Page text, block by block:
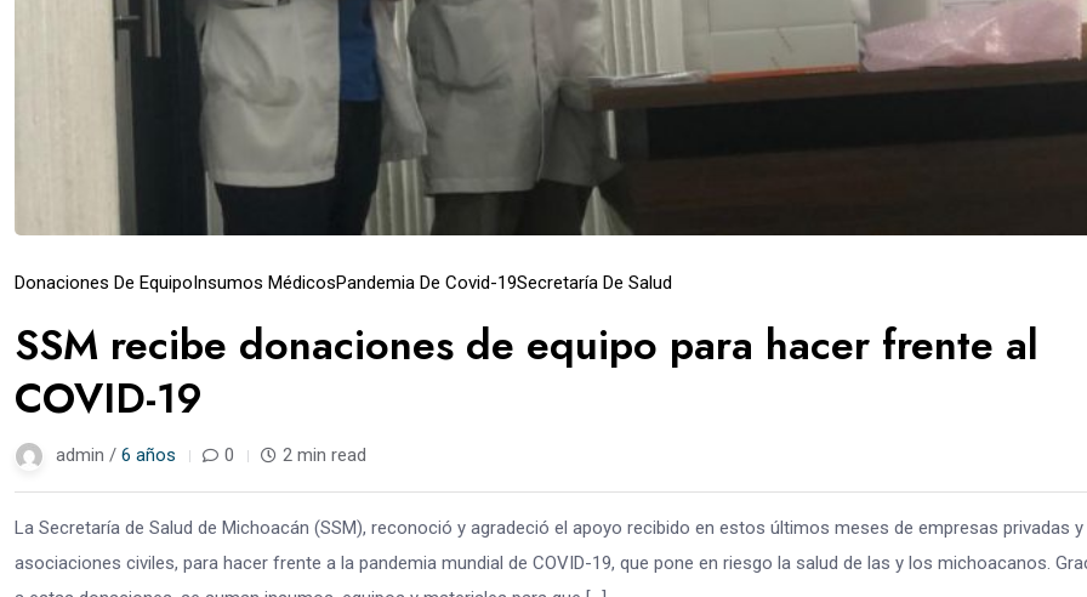
Donaciones De EquipoInsumos MédicosPandemia De Covid-19Secretaría De Salud
SSM recibe donaciones de equipo para hacer frente al
COVID-19
admin / 6 años 0 2 min read
La Secretaría de Salud de Michoacán (SSM), reconoció y agradeció el apoyo recibido en estos últimos meses de empresas privadas y
asociaciones civiles, para hacer frente a la pandemia mundial de COVID-19, que pone en riesgo la salud de las y los michoacanos.